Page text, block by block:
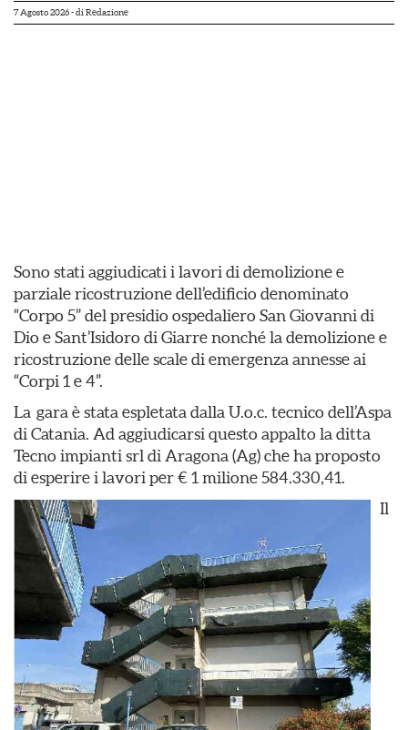
7 Agosto 2026- di Redazione
Sono stati aggiudicati i lavori di demolizione e
parziale ricostruzione dell’edificio denominato
“Corpo 5” del presidio ospedaliero San Giovanni di
Dio e Sant’Isidoro di Giarre nonché la demolizione e
ricostruzione delle scale di emergenza annesse ai
“Corpi 1 e 4”.
La gara è stata espletata dalla U.o.c. tecnico dell’Aspa
di Catania. Ad aggiudicarsi questo appalto la ditta
Tecno impianti srl di Aragona (Ag) che ha proposto
di esperire i lavori per € 1 milione 584.330,41.
Il